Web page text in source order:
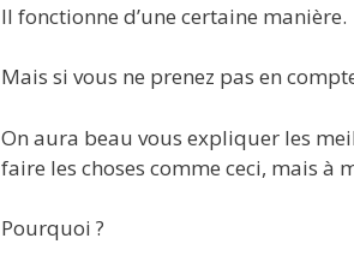
Il fonctionne d’une certaine manière.
Mais si vous ne prenez pas en
On aura beau vous expliquer les
faire les choses comme ceci, mais à
Pourquoi ?